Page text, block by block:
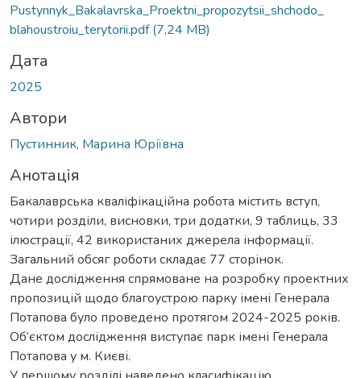
Pustynnyk_Bakalavrska_Proektni_propozytsii_shchodo_
blahoustroiu_terytorii.pdf(7,24 MB)
Дата
2025
Автори
Пустинник, Марина Юріївна
Анотація
Бакалаврська кваліфікаційна робота містить вступ,
чотири розділи, висновки, три додатки, 9 таблиць, 33
ілюстрації, 42 використаних джерела інформації.
Загальний обсяг роботи складає 77 сторінок.
Дане дослідження спрямоване на розробку проектних
пропозицій щодо благоустрою парку імені Генерала
Потапова було проведено протягом 2024-2025 років.
Об’єктом дослідження виступає парк імені Генерала
Потапова у м. Києві.